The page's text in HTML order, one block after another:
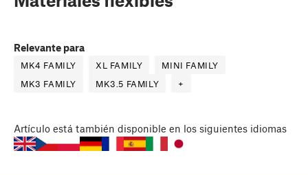
Relevante para
MK4 FAMILY XL FAMILY
MINI FAMILY
MK3 FAMILY
MK3.5 FAMILY +
Artículo está también disponible en los siguientes idiomas